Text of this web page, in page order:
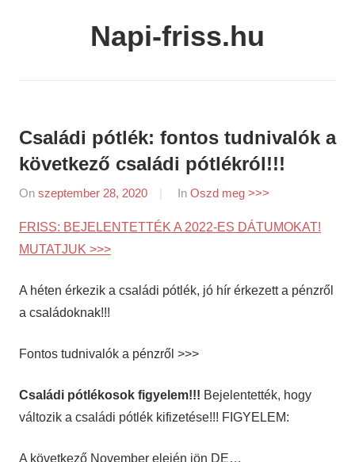
Napi-friss.hu
Családi pótlék: fontos tudnivalók a
következő családi pótlékról!!!
On szeptember 28, 2020
By
In Oszd meg >>>
FRISS: BEJELENTETTÉK A 2022-ES DÁTUMOKAT!
MUTATJUK >>>
A héten érkezik a családi pótlék, jó hír érkezett a pénzről
a családoknak!!!
Fontos tudnivalók a pénzről >>>
Családi pótlékosok figyelem!!! Bejelentették, hogy
változik a családi pótlék kifizetése!!! FIGYELEM:
A következő November elején jön DE…